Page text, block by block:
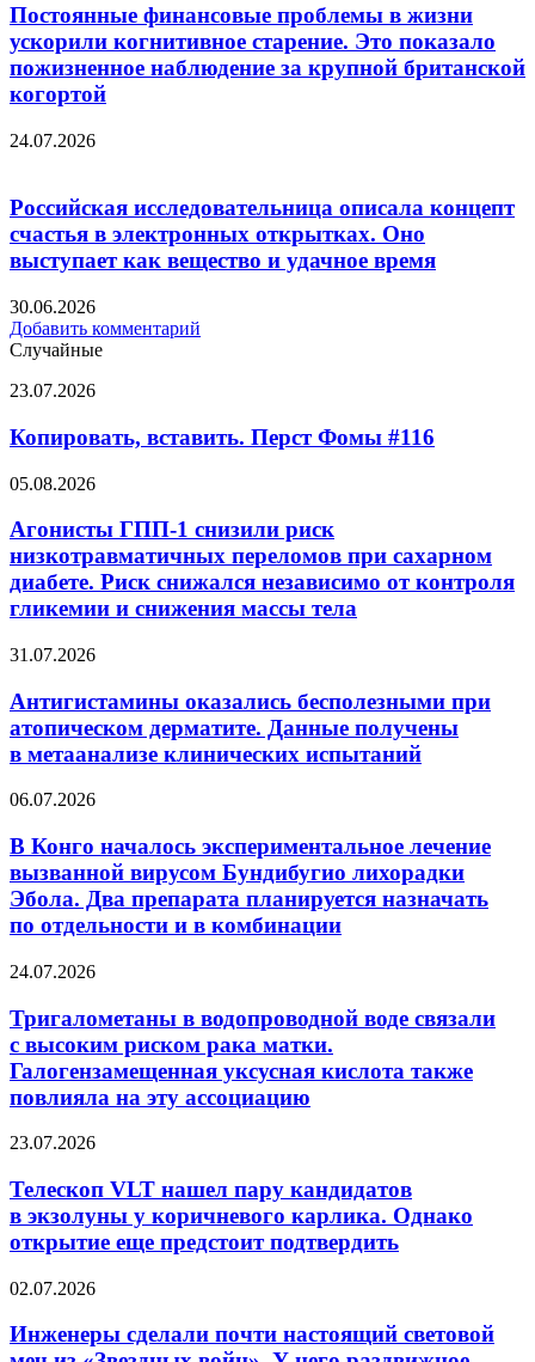
Постоянные финансовые проблемы в жизни
ускорили когнитивное старение. Это показало
пожизненное наблюдение за крупной британской
когортой
24.07.2026
Российская исследовательница описала концепт
счастья в электронных открытках. Оно
выступает как вещество и удачное время
30.06.2026
Добавить комментарий
Случайные
Копировать,
Перст
Фомы
#116
23.07.2026
Копировать, вставить. Перст Фомы #116
Агонисты
снизили
низкотравматичных
переломов
при
диабете.
снижался
от контроля
гликемии
массы
05.08.2026
Агонисты ГПП-1 снизили риск
низкотравматичных переломов при сахарном
диабете. Риск снижался независимо от контроля
гликемии и снижения массы тела
Антигистамины
бесполезными
при
атопическом
дерматите.
получены
клинических
испытаний
31.07.2026
Антигистамины оказались бесполезными при
атопическом дерматите. Данные получены
в метаанализе клинических испытаний
В Конго
экспериментальное
лечение
вызванной
вирусом
Бундибугио
Эбола.
препарата
планируется
назначать
по отдельности
и в комбинации
06.07.2026
В Конго началось экспериментальное лечение
вызванной вирусом Бундибугио лихорадки
Эбола. Два препарата планируется назначать
по отдельности и в комбинации
Тригалометаны
воде
связали
с высоким
риском
рака
Галогензамещенная
кислота
повлияла
на эту
24.07.2026
Тригалометаны в водопроводной воде связали
с высоким риском рака матки.
Галогензамещенная уксусная кислота также
повлияла на эту ассоциацию
Телескоп
нашел
пару
кандидатов
в экзолуны
карлика.
открытие
еще
23.07.2026
Телескоп VLT нашел пару кандидатов
в экзолуны у коричневого карлика. Однако
открытие еще предстоит подтвердить
Инженеры
почти
настоящий
02.07.2026
Инженеры сделали почти настоящий световой